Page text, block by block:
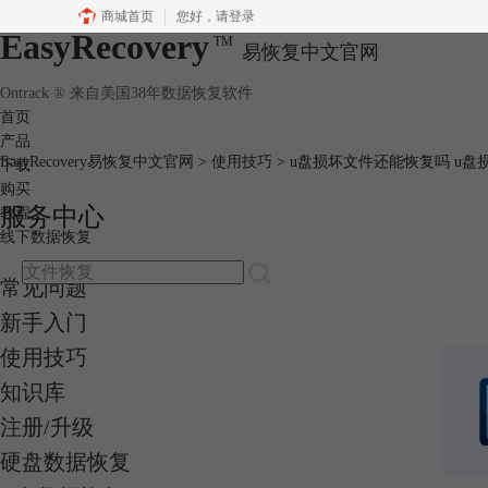
商城首页 您好， 请登录
EasyRecovery TM 易恢复中文官网
Ontrack ® 来自美国38年数据恢复软件
首页
产品
下载
购买
教程
线下数据恢复
EasyRecovery易恢复中文官网 > 使用技巧 > u盘损坏文件还能恢复吗 u盘
服务中心
常见问题
新手入门
使用技巧
知识库
注册/升级
硬盘数据恢复